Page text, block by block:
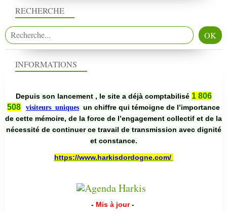
RECHERCHE
INFORMATIONS
Depuis son lancement , le site a déjà comptabilisé 1 806
508
visiteurs uniques un chiffre qui témoigne de l’importance
de cette mémoire, de la force de l’engagement collectif et de la
nécessité de continuer ce travail de transmission avec dignité
et constance.
https://www.harkisdordogne.com/
- Mis à jour -